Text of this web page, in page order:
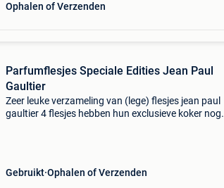
Ophalen of Verzenden
Parfumflesjes Speciale Edities Jean Paul
Gaultier
Zeer leuke verzameling van (lege) flesjes jean paul
gaultier 4 flesjes hebben hun exclusieve koker nog.
Gebruikt Ophalen of Verzenden